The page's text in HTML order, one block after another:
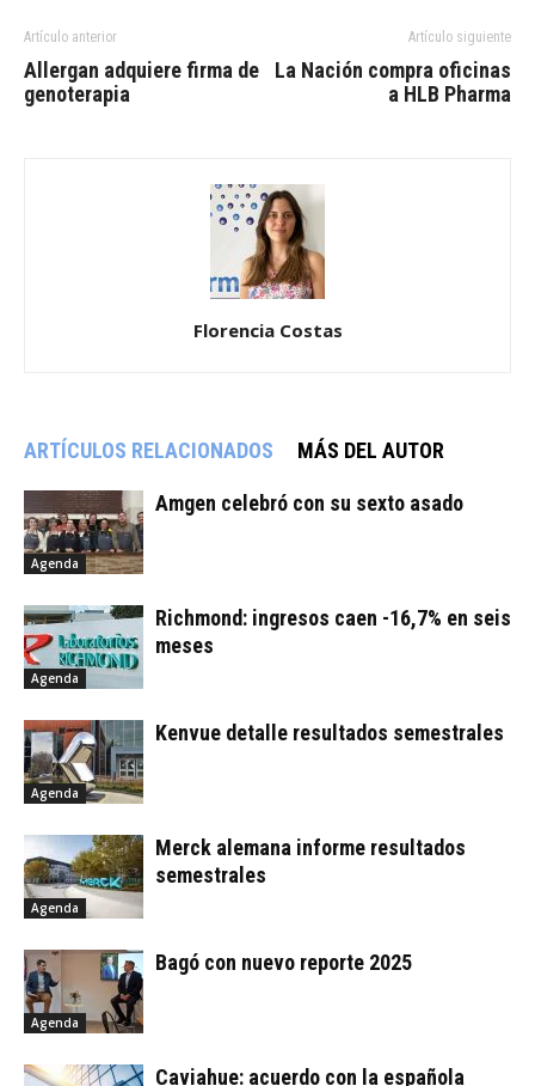
Artículo anterior
Allergan adquiere firma de
genoterapia
Artículo siguiente
La Nación compra oficinas
a HLB Pharma
Florencia Costas
ARTÍCULOS RELACIONADOS MÁS DEL AUTOR
Agenda
Amgen celebró con su sexto asado
Agenda
Richmond: ingresos caen -16,7% en seis
meses
Agenda
Kenvue detalle resultados semestrales
Agenda
Merck alemana informe resultados
semestrales
Agenda
Bagó con nuevo reporte 2025
Caviahue: acuerdo con la española